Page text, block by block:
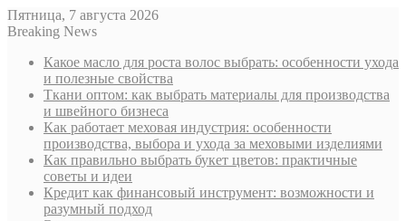
Пятница, 7 августа 2026
Breaking News
Какое масло для роста волос выбрать: особенности ухода
и полезные свойства
Ткани оптом: как выбрать материалы для производства
и швейного бизнеса
Как работает меховая индустрия: особенности
производства, выбора и ухода за меховыми изделиями
Как правильно выбрать букет цветов: практичные
советы и идеи
Кредит как финансовый инструмент: возможности и
разумный подход